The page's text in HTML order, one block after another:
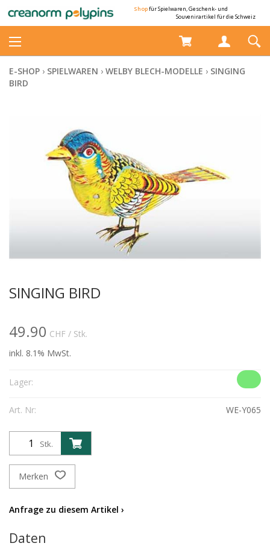
Shopfür Spielwaren, Geschenk- und
Souvenirartikel für die Schweiz
E-SHOP › SPIELWAREN › WELBY BLECH-MODELLE › SINGING
BIRD
SINGING BIRD
49.90 CHF / Stk.
inkl. 8.1% MwSt.
Lager:
Art. Nr: WE-Y065
Stk.
Merken
Anfrage zu diesem Artikel ›
Daten